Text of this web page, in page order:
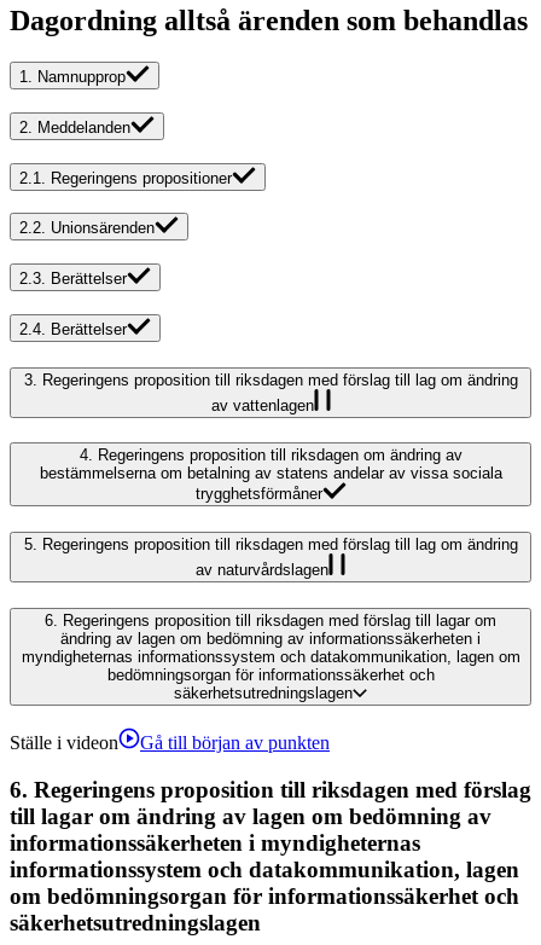
Dagordning alltså ärenden som behandlas
1. Namnupprop
2. Meddelanden
2.1. Regeringens propositioner
2.2. Unionsärenden
2.3. Berättelser
2.4. Berättelser
3. Regeringens proposition till riksdagen med förslag till lag om ändring
av vattenlagen
4. Regeringens proposition till riksdagen om ändring av
bestämmelserna om betalning av statens andelar av vissa sociala
trygghetsförmåner
5. Regeringens proposition till riksdagen med förslag till lag om ändring
av naturvårdslagen
6.
Regeringens proposition till riksdagen med förslag till lagar om
ändring av lagen om bedömning av informationssäkerheten i
myndigheternas informationssystem och datakommunikation, lagen om
bedömningsorgan för informationssäkerhet och
säkerhetsutredningslagen
Ställe i videon Gå till början av punkten
6. Regeringens proposition till riksdagen med förslag
till lagar om ändring av lagen om bedömning av
informationssäkerheten i myndigheternas
informationssystem och datakommunikation, lagen
om bedömningsorgan för informationssäkerhet och
säkerhetsutredningslagen